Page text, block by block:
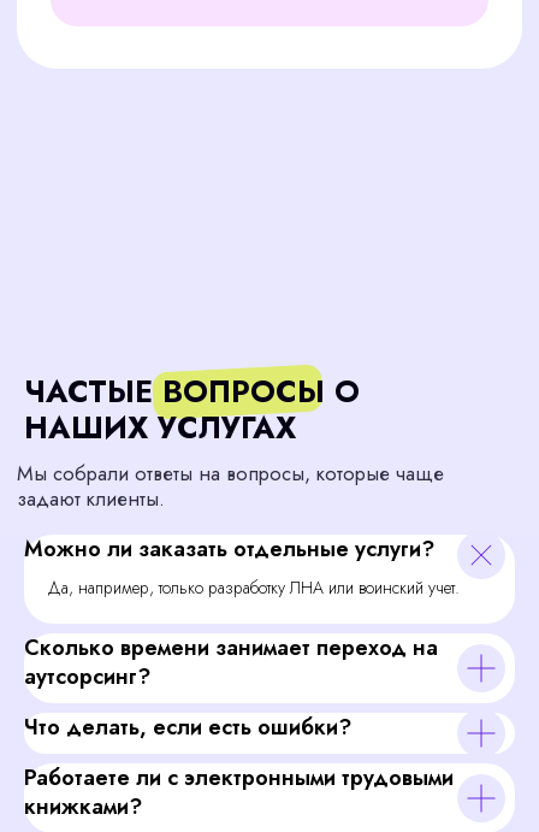
Можно ли заказать отдельные услуги?
Да, например, только разработку ЛНА или воинский учет.
Сколько времени занимает переход на
аутсорсинг?
Что делать, если есть ошибки?
Работаете ли с электронными трудовыми
книжками?